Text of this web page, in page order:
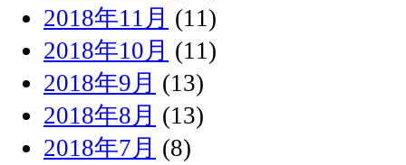
2018年11月 (11)
2018年10月 (11)
2018年9月 (13)
2018年8月 (13)
2018年7月 (8)